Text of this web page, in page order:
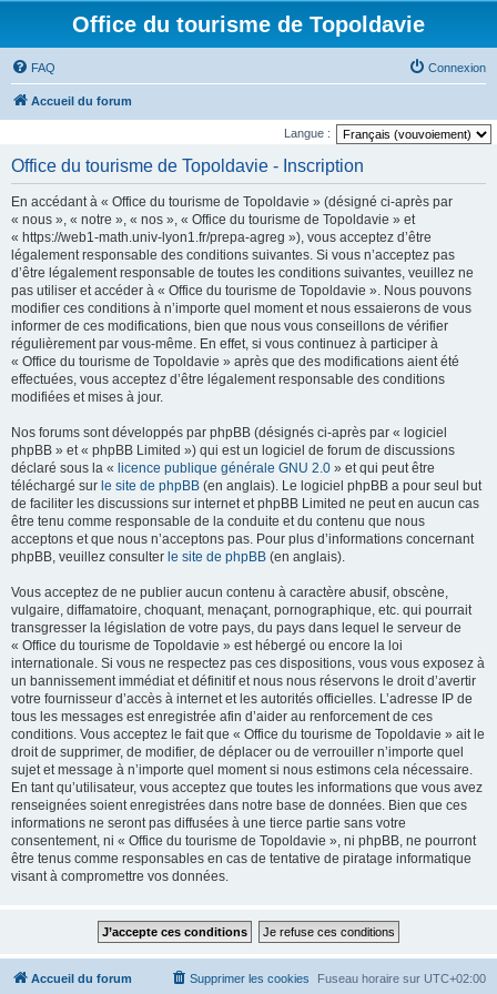
Office du tourisme de Topoldavie
FAQ Connexion
Accueil du forum
Langue :
Office du tourisme de Topoldavie - Inscription
En accédant à « Office du tourisme de Topoldavie » (désigné ci-après par
« nous », « notre », « nos », « Office du tourisme de Topoldavie » et
« https://web1-math.univ-lyon1.fr/prepa-agreg »), vous acceptez d’être
légalement responsable des conditions suivantes. Si vous n’acceptez pas
d’être légalement responsable de toutes les conditions suivantes, veuillez ne
pas utiliser et accéder à « Office du tourisme de Topoldavie ». Nous pouvons
modifier ces conditions à n’importe quel moment et nous essaierons de vous
informer de ces modifications, bien que nous vous conseillons de vérifier
régulièrement par vous-même. En effet, si vous continuez à participer à
« Office du tourisme de Topoldavie » après que des modifications aient été
effectuées, vous acceptez d’être légalement responsable des conditions
modifiées et mises à jour.
Nos forums sont développés par phpBB (désignés ci-après par « logiciel
phpBB » et « phpBB Limited ») qui est un logiciel de forum de discussions
déclaré sous la « licence publique générale GNU 2.0 » et qui peut être
téléchargé sur le site de phpBB (en anglais). Le logiciel phpBB a pour seul but
de faciliter les discussions sur internet et phpBB Limited ne peut en aucun cas
être tenu comme responsable de la conduite et du contenu que nous
acceptons et que nous n’acceptons pas. Pour plus d’informations concernant
phpBB, veuillez consulter le site de phpBB (en anglais).
Vous acceptez de ne publier aucun contenu à caractère abusif, obscène,
vulgaire, diffamatoire, choquant, menaçant, pornographique, etc. qui pourrait
transgresser la législation de votre pays, du pays dans lequel le serveur de
« Office du tourisme de Topoldavie » est hébergé ou encore la loi
internationale. Si vous ne respectez pas ces dispositions, vous vous exposez à
un bannissement immédiat et définitif et nous nous réservons le droit d’avertir
votre fournisseur d’accès à internet et les autorités officielles. L’adresse IP de
tous les messages est enregistrée afin d’aider au renforcement de ces
conditions. Vous acceptez le fait que « Office du tourisme de Topoldavie » ait le
droit de supprimer, de modifier, de déplacer ou de verrouiller n’importe quel
sujet et message à n’importe quel moment si nous estimons cela nécessaire.
En tant qu’utilisateur, vous acceptez que toutes les informations que vous avez
renseignées soient enregistrées dans notre base de données. Bien que ces
informations ne seront pas diffusées à une tierce partie sans votre
consentement, ni « Office du tourisme de Topoldavie », ni phpBB, ne pourront
être tenus comme responsables en cas de tentative de piratage informatique
visant à compromettre vos données.
Accueil du forum Fuseau horaire sur UTC+02:00
Supprimer les cookies